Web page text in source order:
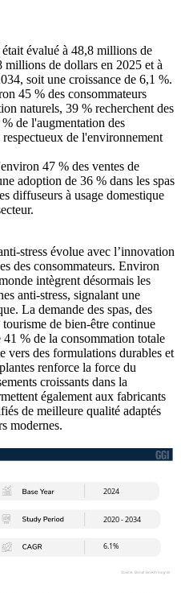
évalué à 48,8 millions de
de dollars en 2025 et à
soit une croissance de 6,1 %.
45 % des consommateurs
naturels, 39 % recherchent des
de l'augmentation des
de l'environnement
47 % des ventes de
adoption de 36 % dans les spas
diffuseurs à usage domestique
stress évolue avec l’innovation
des consommateurs. Environ
intègrent désormais les
anti-stress, signalant une
La demande des spas, des
de bien-être continue
% de la consommation totale
vers des formulations durables et
renforce la force du
croissants dans la
également aux fabricants
de meilleure qualité adaptés
modernes.